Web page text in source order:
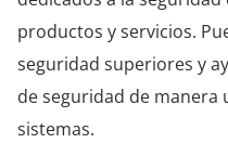
productos y servicios.
seguridad superiores y
de seguridad de
sistemas.